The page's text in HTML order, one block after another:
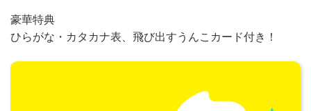
豪華特典
ひらがな・カタカナ表、飛び出すうんこカード付き！